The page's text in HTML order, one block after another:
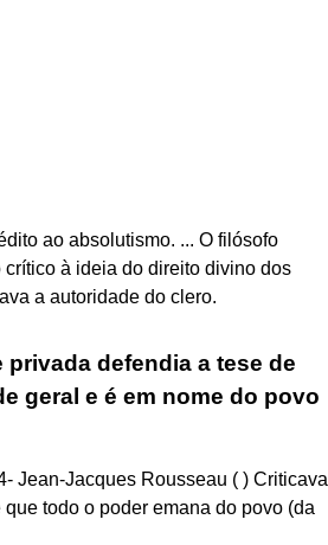
ao absolutismo. ... O filósofo
à ideia do direito divino dos
a autoridade do clero.
defendia a tese de
geral e é em nome do povo
Jean-Jacques Rousseau ( ) Criticava
todo o poder emana do povo (da